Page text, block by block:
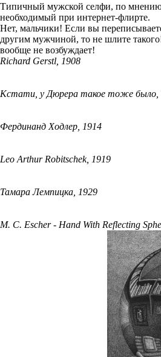
Типичный мужской селфи, по
необходимый при интернет-флирте.
Нет, мальчики! Если вы
другим мужчиной, то не шлите
вообще не возбуждает!
Richard Gerstl, 1908
Кстати, у Дюрера такое тоже было,
Фердинанд Ходлер, 1914
Leo Arthur Robitschek, 1919
Тамара Лемпицка, 1929
M. C. Escher - Hand With Reflecting